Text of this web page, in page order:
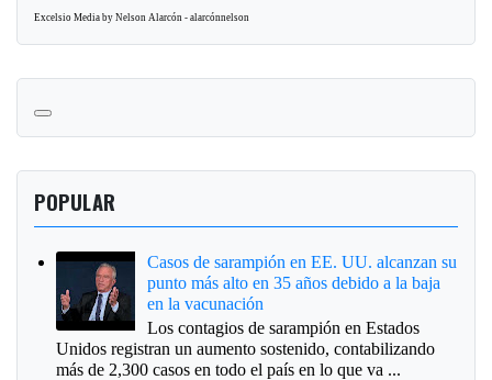
Excelsio Media by Nelson Alarcón - alarcónnelson
POPULAR
Casos de sarampión en EE. UU. alcanzan su
punto más alto en 35 años debido a la baja
en la vacunación
Los contagios de sarampión en Estados
Unidos registran un aumento sostenido, contabilizando
más de 2,300 casos en todo el país en lo que va ...